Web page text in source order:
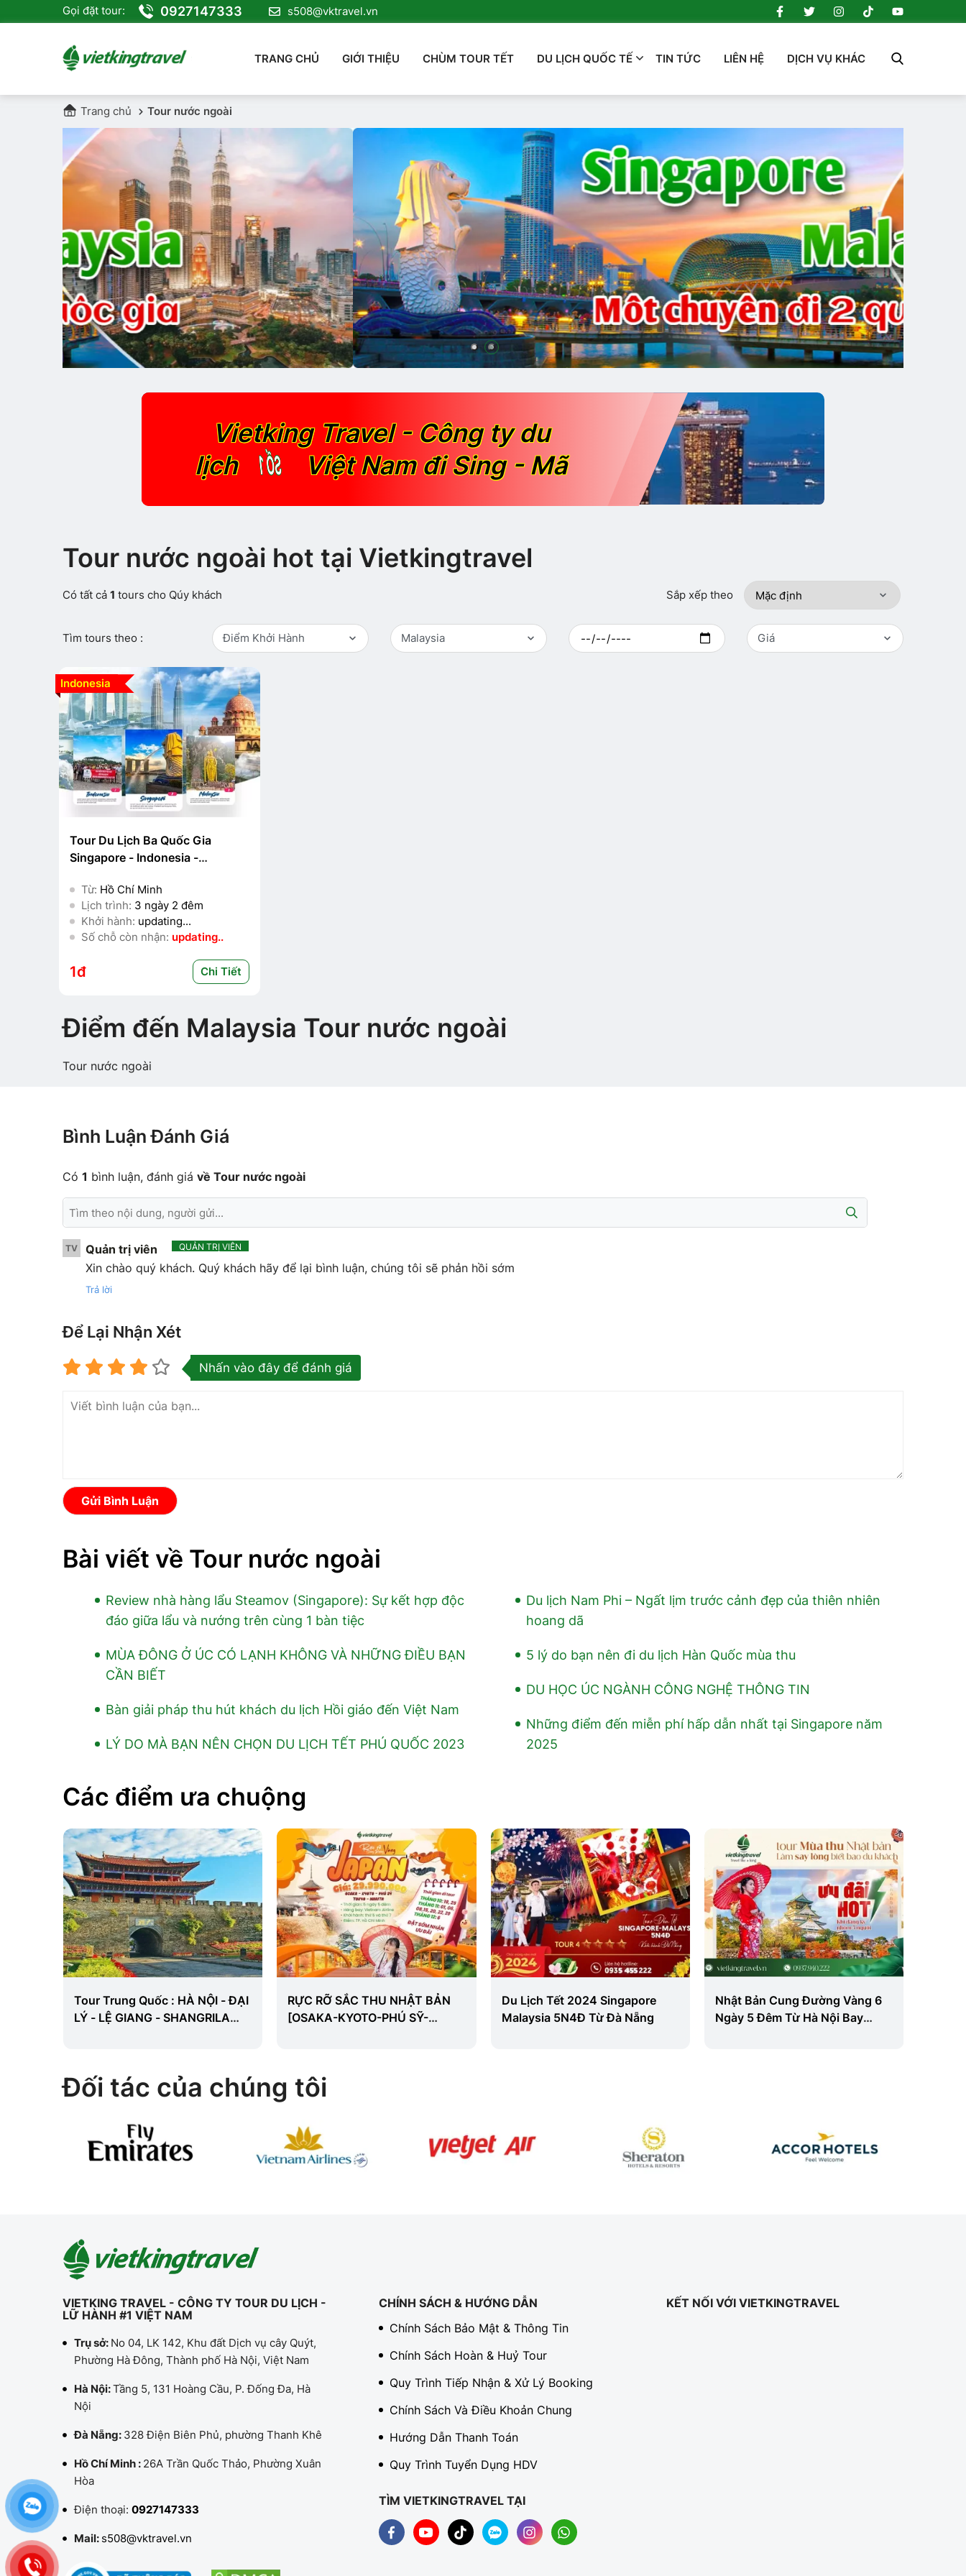
Gọi đặt tour: 0927147333 s508@vktravel.vn
TRANG CHỦ GIỚI THIỆU CHÙM TOUR TẾT DU LỊCH QUỐC TẾ TIN TỨC LIÊN HỆ DỊCH VỤ KHÁC
Trang chủ Tour nước ngoài
Vietking Travel - Công ty du
lịch
SỐ 1 Việt Nam đi Sing - Mã
Tour nước ngoài hot tại Vietkingtravel
Có tất cả 1 tours cho Qúy khách Sắp xếp theo
Tìm tours theo : Điểm Khởi Hành Malaysia Giá
Indonesia
Tour Du Lịch Ba Quốc Gia
Singapore - Indonesia -
Từ: Hồ Chí Minh
Lịch trình: 3 ngày 2 đêm
Khởi hành: updating...
Số chỗ còn nhận: updating..
1đ Chi Tiết
Điểm đến Malaysia Tour nước ngoài
Tour nước ngoài
Bình Luận Đánh Giá
Có 1 bình luận, đánh giá về Tour nước ngoài
TV Quản trị viên QUẢN TRỊ VIÊN
Xin chào quý khách. Quý khách hãy để lại bình luận, chúng tôi sẽ phản hồi sớm
Trả lời
Để Lại Nhận Xét
Nhấn vào đây để đánh giá
Gửi Bình Luận
Bài viết về Tour nước ngoài
Review nhà hàng lẩu Steamov (Singapore): Sự kết hợp độc
đáo giữa lẩu và nướng trên cùng 1 bàn tiệc
MÙA ĐÔNG Ở ÚC CÓ LẠNH KHÔNG VÀ NHỮNG ĐIỀU BẠN
CẦN BIẾT
Bàn giải pháp thu hút khách du lịch Hồi giáo đến Việt Nam
LÝ DO MÀ BẠN NÊN CHỌN DU LỊCH TẾT PHÚ QUỐC 2023
Du lịch Nam Phi – Ngất lịm trước cảnh đẹp của thiên nhiên
hoang dã
5 lý do bạn nên đi du lịch Hàn Quốc mùa thu
DU HỌC ÚC NGÀNH CÔNG NGHỆ THÔNG TIN
Những điểm đến miễn phí hấp dẫn nhất tại Singapore năm
2025
Các điểm ưa chuộng
Tour Trung Quốc : HÀ NỘI - ĐẠI
LÝ - LỆ GIANG - SHANGRILA
RỰC RỠ SẮC THU NHẬT BẢN
[OSAKA-KYOTO-PHÚ SỸ-
Du Lịch Tết 2024 Singapore
Malaysia 5N4Đ Từ Đà Nẵng
Nhật Bản Cung Đường Vàng 6
Ngày 5 Đêm Từ Hà Nội Bay
Đối tác của chúng tôi
VIETKING TRAVEL - CÔNG TY TOUR DU LỊCH -
LỮ HÀNH #1 VIỆT NAM
Trụ sở: No 04, LK 142, Khu đất Dịch vụ cây Quýt,
Phường Hà Đông, Thành phố Hà Nội, Việt Nam
Hà Nội:Tầng 5, 131 Hoàng Cầu, P. Đống Đa, Hà
Nội
Đà Nẵng: 328 Điện Biên Phủ, phường Thanh Khê
Hồ Chí Minh : 26A Trần Quốc Thảo, Phường Xuân
Hòa
Điện thoại: 0927147333
Mail: s508@vktravel.vn
CHÍNH SÁCH & HƯỚNG DẪN
Chính Sách Bảo Mật & Thông Tin
Chính Sách Hoàn & Huỷ Tour
Quy Trình Tiếp Nhận & Xử Lý Booking
Chính Sách Và Điều Khoản Chung
Hướng Dẫn Thanh Toán
Quy Trình Tuyển Dụng HDV
TÌM VIETKINGTRAVEL TẠI
KẾT NỐI VỚI VIETKINGTRAVEL